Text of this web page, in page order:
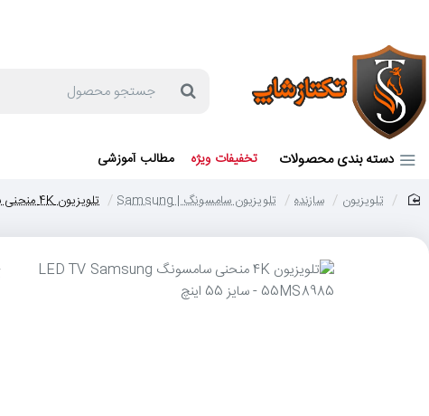
جستجو
دسته بندی محصولات تخفیفات ویژه مطالب آموزشی
تلویزیون سازنده تلویزیون سامسونگ | Samsung تلویزیون 4K منحنی سامسونگ LED TV Samsung 55MS8985 - سایز 55 اینچ